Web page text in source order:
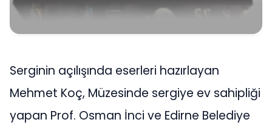
Serginin açılışında eserleri hazırlayan
Mehmet Koç, Müzesinde sergiye ev sahipliği
yapan Prof. Osman İnci ve Edirne Belediye